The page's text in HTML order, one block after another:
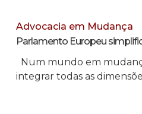
Advocacia em Mudança
Parlamento Europeu
Num mundo em
integrar todas as